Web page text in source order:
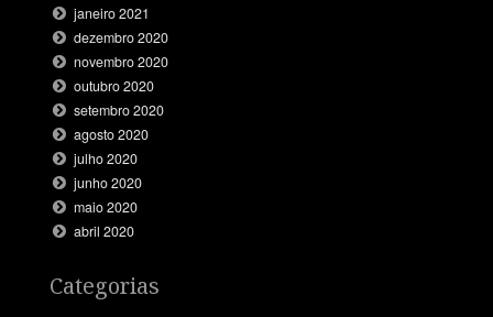
janeiro 2021
dezembro 2020
novembro 2020
outubro 2020
setembro 2020
agosto 2020
julho 2020
junho 2020
maio 2020
abril 2020
Categorias